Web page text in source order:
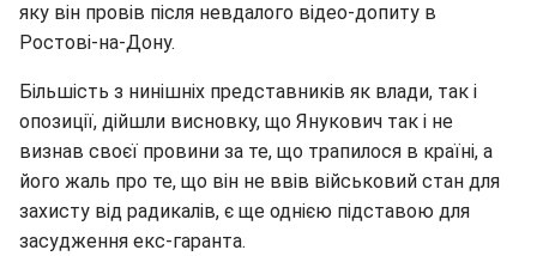
яку він провів після невдалого відео-допиту в
Ростові-на-Дону.
Більшість з нинішніх представників як влади, так і
опозиції, дійшли висновку, що Янукович так і не
визнав своєї провини за те, що трапилося в країні, а
його жаль про те, що він не ввів військовий стан для
захисту від радикалів, є ще однією підставою для
засудження екс-гаранта.